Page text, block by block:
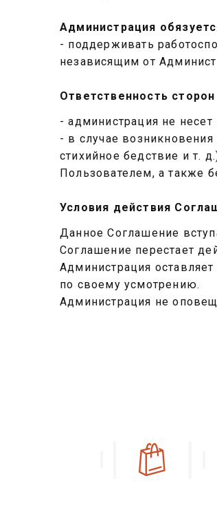
Администрация
- поддерживать
независящим от
Ответственность сторон
- администрация не
- в случае
стихийное бедствие и т.
Пользователем, а также
Условия действия
Данное Соглашение
Соглашение перестает
Администрация
по своему усмотрению.
Администрация не